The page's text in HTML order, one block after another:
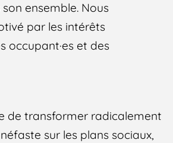
ensemble. Nous
par les intérêts
occupant·es et des
de transformer radicalement
sur les plans sociaux,